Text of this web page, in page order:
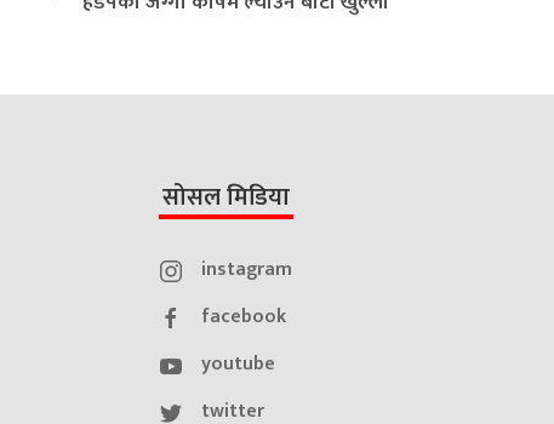
सोसल मिडिया
instagram
facebook
youtube
twitter